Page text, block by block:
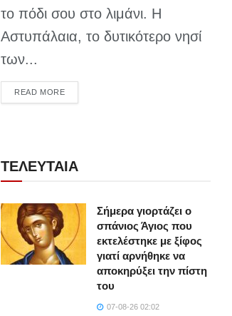
το πόδι σου στο λιμάνι. Η
Αστυπάλαια, το δυτικότερο νησί
των...
READ MOREDETAILS
ΤΕΛΕΥΤΑΙΑ
Σήμερα γιορτάζει ο
σπάνιος Άγιος που
εκτελέστηκε με ξίφος
γιατί αρνήθηκε να
αποκηρύξει την πίστη
του
07-08-26 02:02